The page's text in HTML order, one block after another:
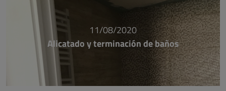
11/08/2020
Alicatado y terminación de baños